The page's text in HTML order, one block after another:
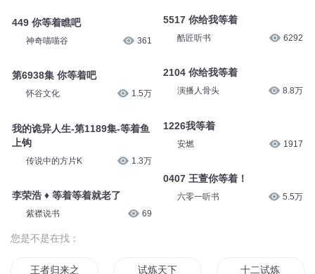
449 你等着瞧吧
神奇喵喵谷 361
第6938集 你等着吧
怀谷文化 1.5万
我的诡异人生-第1189集-等着鱼
上钩
传说中的方片K 1.3万
李荣浩 ♦ 等着等着就老了
紫襟说书 69
5517 你给我等着
酷匠听书 6292
2104 你给我等着
演播人骨头 8.8万
1226我等着
安燃 1917
0407 王萱你等着！
六零一听书 5.5万
您是不是在找：
王者归来之试炼之路 试炼天下 十二试炼